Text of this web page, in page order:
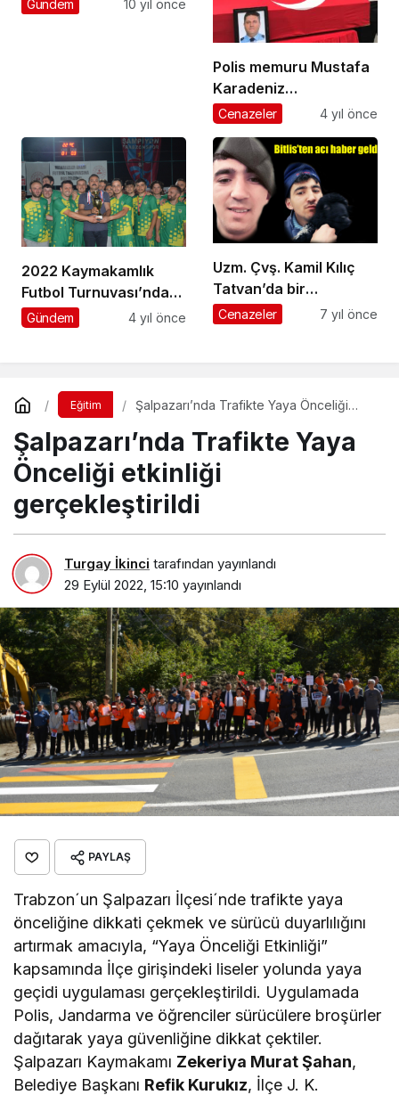
Gündem 10 yıl önce
Polis memuru Mustafa
Karadeniz
Beşikdüzü’nde son
Cenazeler 4 yıl önce
2022 Kaymakamlık
Futbol Turnuvası’nda
Düzköy Şampiyon
Gündem 4 yıl önce
Uzm. Çvş. Kamil Kılıç
Tatvan’da bir
otomobilin içinde ölü
Cenazeler 7 yıl önce
Eğitim
Şalpazarı’nda Trafikte Yaya Önceliği
Şalpazarı’nda Trafikte Yaya
Önceliği etkinliği
gerçekleştirildi
Turgay İkinci tarafından yayınlandı
29 Eylül 2022, 15:10 yayınlandı
PAYLAŞ
Trabzon´un Şalpazarı İlçesi´nde trafikte yaya
önceliğine dikkati çekmek ve sürücü duyarlılığını
artırmak amacıyla, “Yaya Önceliği Etkinliği”
kapsamında İlçe girişindeki liseler yolunda yaya
geçidi uygulaması gerçekleştirildi. Uygulamada
Polis, Jandarma ve öğrenciler sürücülere broşürler
dağıtarak yaya güvenliğine dikkat çektiler.
Şalpazarı Kaymakamı Zekeriya Murat Şahan,
Belediye Başkanı Refik Kurukız, İlçe J. K.